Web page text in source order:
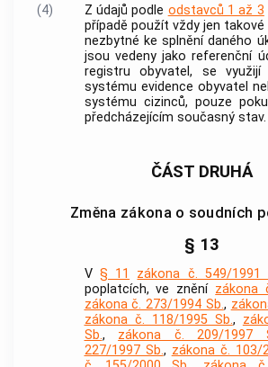
(4) Z údajů podle odstavců 1 až 3
případě použít vždy jen
nezbytné ke splnění daného
jsou vedeny jako referenční
registru obyvatel, se
systému evidence obyvatel
systému cizinců, pouze
předcházejícím současný stav.
ČÁST DRUHÁ
Změna zákona o soudních
§ 13
V § 11 zákona č. 549/1991
poplatcích, ve znění zákona
zákona č. 273/1994 Sb.,
zákona č. 118/1995 Sb.,
Sb., zákona č. 209/1997
227/1997 Sb., zákona č. 103/